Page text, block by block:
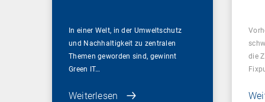
In einer Welt, in der Umweltschutz
und Nachhaltigkeit zu zentralen
Themen geworden sind, gewinnt
Green IT…
Weiterlesen
die